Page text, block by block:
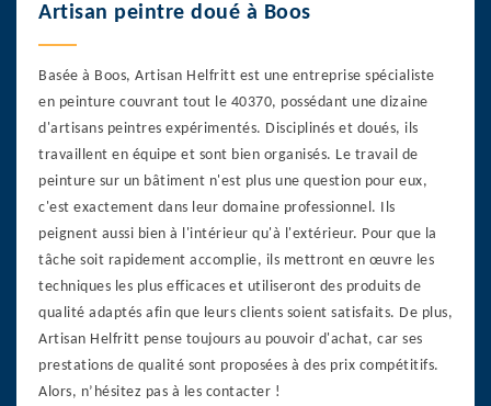
Artisan peintre doué à Boos
Basée à Boos, Artisan Helfritt est une entreprise spécialiste
en peinture couvrant tout le 40370, possédant une dizaine
d'artisans peintres expérimentés. Disciplinés et doués, ils
travaillent en équipe et sont bien organisés. Le travail de
peinture sur un bâtiment n'est plus une question pour eux,
c'est exactement dans leur domaine professionnel. Ils
peignent aussi bien à l'intérieur qu'à l'extérieur. Pour que la
tâche soit rapidement accomplie, ils mettront en œuvre les
techniques les plus efficaces et utiliseront des produits de
qualité adaptés afin que leurs clients soient satisfaits. De plus,
Artisan Helfritt pense toujours au pouvoir d'achat, car ses
prestations de qualité sont proposées à des prix compétitifs.
Alors, n’hésitez pas à les contacter !